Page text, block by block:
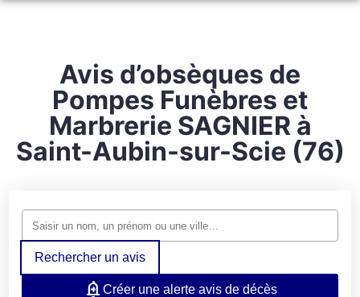
MONUMENTS FUNÉRAIRES
SERVICES AUX FAMILLES
NOS AGENCES
SAINT-NICOLAS D’ALIERMONT
LES GRANDES-VENTES
Avis d’obsèques de
Pompes Funèbres et
Marbrerie SAGNIER à
Saint-Aubin-sur-Scie (76)
Rechercher un avis
Créer une alerte avis de décès